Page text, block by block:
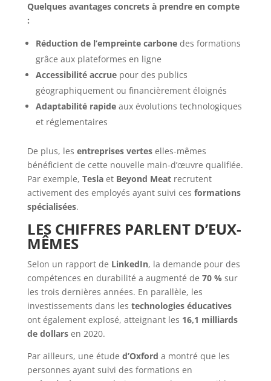
Quelques avantages concrets à prendre en compte
:
Réduction de l’empreinte carbonedes formations
grâce aux plateformes en ligne
Accessibilité accruepour des publics
géographiquement ou financièrement éloignés
Adaptabilité rapideaux évolutions technologiques
et réglementaires
De plus, les entreprises verteselles-mêmes
bénéficient de cette nouvelle main-d’œuvre qualifiée.
Par exemple, Teslaet Beyond Meatrecrutent
activement des employés ayant suivi ces formations
spécialisées.
LES CHIFFRES PARLENT D’EUX-
MÊMES
Selon un rapport de LinkedIn, la demande pour des
compétences en durabilité a augmenté de 70 % sur
les trois dernières années. En parallèle, les
investissements dans les technologies éducatives
ont également explosé, atteignant les 16,1 milliards
de dollarsen 2020.
Par ailleurs, une étude d’Oxford a montré que les
personnes ayant suivi des formations en